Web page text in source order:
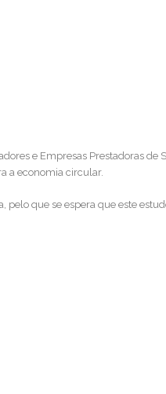
e Empresas Prestadoras de
a economia circular.
que se espera que este